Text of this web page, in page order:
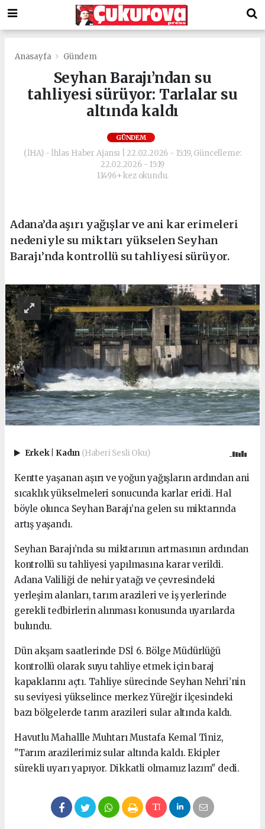
Anasayfa Gündem
Seyhan Barajı’ndan su
tahliyesi sürüyor: Tarlalar su
altında kaldı
GÜNDEM
(İHA) - İhlas Haber Ajansı | 22.02.2026 - 15:19, Güncelleme:
22.02.2026 - 15:19
11496+ kez okundu.
Adana’da aşırı yağışlar ve ani kar erimeleri
nedeniyle su miktarı yükselen Seyhan
Barajı’nda kontrollü su tahliyesi sürüyor.
Erkek Kadın (Haberi Sesli Oku)
Kentte yaşanan aşırı ve yoğun yağışların ardından ani
sıcaklık yükselmeleri sonucunda karlar eridi. Hal
böyle olunca Seyhan Barajı’na gelen su miktarında
artış yaşandı.
Seyhan Barajı’nda su miktarının artmasının ardından
kontrollü su tahliyesi yapılmasına karar verildi.
Adana Valiliği de nehir yatağı ve çevresindeki
yerleşim alanları, tarım arazileri ve iş yerlerinde
gerekli tedbirlerin alınması konusunda uyarılarda
bulundu.
Dün akşam saatlerinde DSİ 6. Bölge Müdürlüğü
kontrollü olarak suyu tahliye etmek için baraj
kapaklarını açtı. Tahliye sürecinde Seyhan Nehri’nin
su seviyesi yükselince merkez Yüreğir ilçesindeki
bazı bölgelerde tarım arazileri sular altında kaldı.
Havutlu Mahallle Muhtarı Mustafa Kemal Tiniz,
"Tarım arazilerimiz sular altında kaldı. Ekipler
sürekli uyarı yapıyor. Dikkatli olmamız lazım" dedi.